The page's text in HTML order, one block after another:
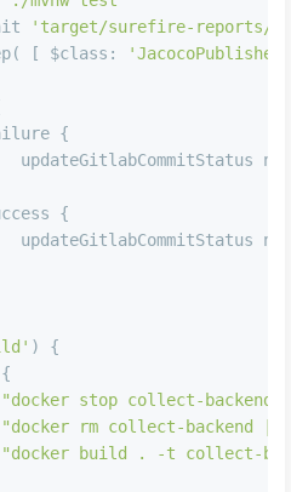
'target/surefire-reports/
[
$class:
'JacocoPublisher'
{
updateGitlabCommitStatus
{
updateGitlabCommitStatus
) {
"docker stop collect-backend
"docker rm collect-backend |
"docker build . -t collect-